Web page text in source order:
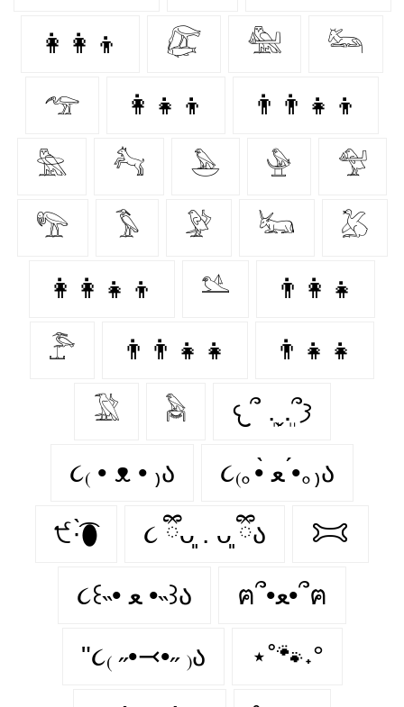
👩‍👩‍👦 𓅻 𓅕 𓃛
𓅠 👩‍👧‍👦 👨‍👨‍👧‍👦
𓅗 𓃚 𓅅 𓅈 𓅵
𓅟 𓅣 𓅶 𓃜 𓅷
👩‍👩‍👧‍👦 𓅎 👨‍👩‍👧
𓅤 👨‍👨‍👧‍👧 👨‍👧‍👧
𓅁 𓅉 𐔌՞ ܸ.ˬ.ܸ՞𐦯
૮₍ • ᴥ • ₎ა ૮₍｡•̀ ﻌ •́｡₎ა
੯·̀͡⬮ ૮ ྀིᴗ͈ . ᴗ͈ ྀིა 𐂯
૮꒰˵• ﻌ •˵꒱ა ฅ՞•ﻌ•՞ฅ
"૮₍ ˶•⤙•˶ ₎ა ⋆˚🐾˖°